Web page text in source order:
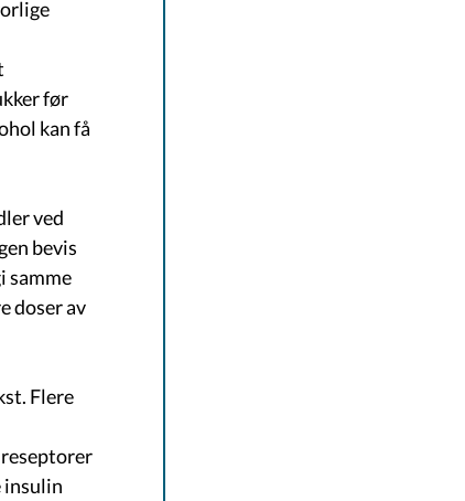
før
kan få
ved
bevis
samme
doser av
Flere
insulin